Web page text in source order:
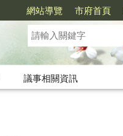
網站導覽 市府首頁
議事相關資訊